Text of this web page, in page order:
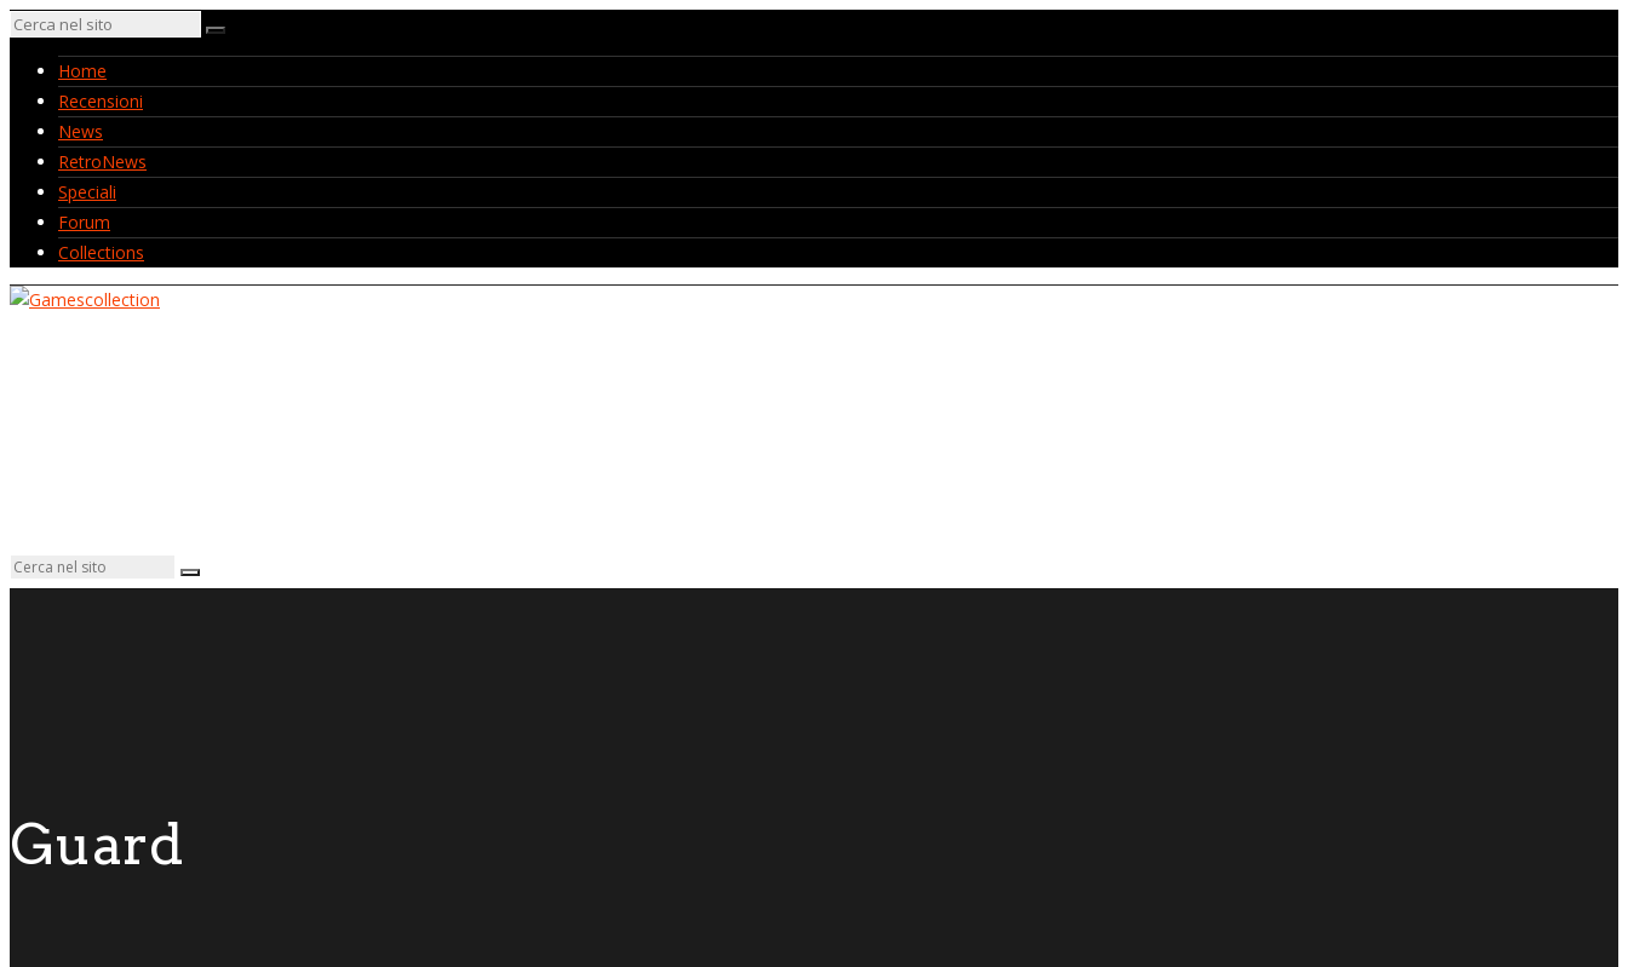
Home
Recensioni
News
RetroNews
Speciali
Forum
Collections
Guard